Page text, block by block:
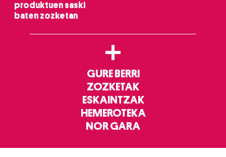
produktuen saski
baten zozketan
+
GURE BERRI
ZOZKETAK
ESKAINTZAK
HEMEROTEKA
NOR GARA